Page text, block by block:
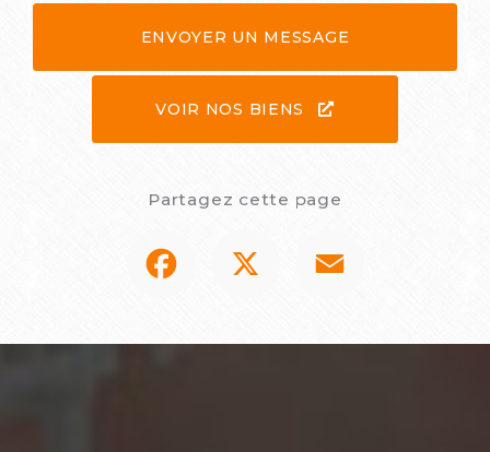
ENVOYER UN MESSAGE
VOIR NOS BIENS
Partagez cette page